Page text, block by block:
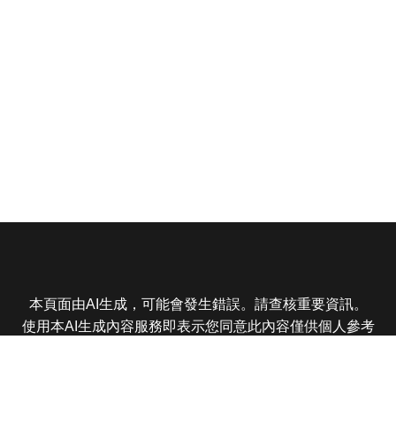
本頁面由AI生成，可能會發生錯誤。請查核重要資訊。
使用本AI生成內容服務即表示您同意此內容僅供個人參考